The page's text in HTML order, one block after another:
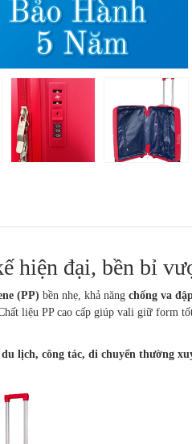
hiện đại, bền bỉ
(PP) bền nhẹ, khả năng chống va
liệu PP cao cấp giúp vali giữ form
du lịch, công tác, di chuyển thường